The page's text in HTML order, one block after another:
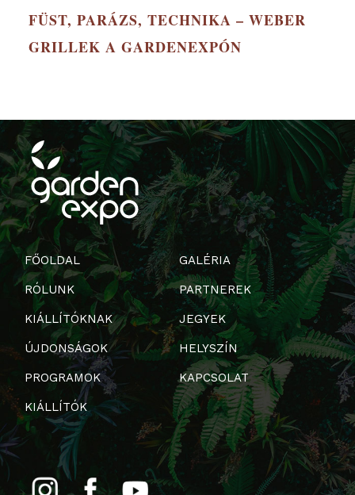
FÜST, PARÁZS, TECHNIKA – WEBER
GRILLEK A GARDENEXPÓN
FŐOLDAL
RÓLUNK
KIÁLLÍTÓKNAK
ÚJDONSÁGOK
PROGRAMOK
KIÁLLÍTÓK
GALÉRIA
PARTNEREK
JEGYEK
HELYSZÍN
KAPCSOLAT